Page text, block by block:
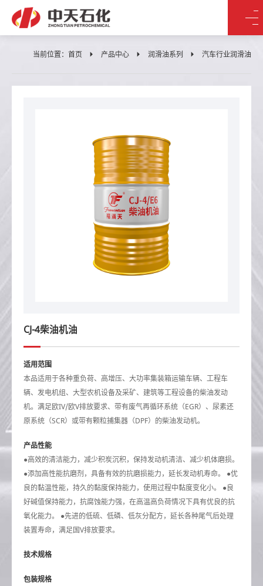
当前位置： 首页 产品中心 润滑油系列 汽车行业润滑油
CJ-4柴油机油
适用范围
本品适用于各种重负荷、高增压、大功率集装箱运输车辆、工程车
辆、发电机组、大型农机设备及采矿、建筑等工程设备的柴油发动
机。满足欧IV/欧V排放要求、带有废气再循环系统（EGR）、尿素还
原系统（SCR）或带有颗粒捕集器（DPF）的柴油发动机。
产品性能
●高效的清洁能力，减少积炭沉积，保持发动机清洁、减少机体磨损。
●添加高性能抗磨剂，具备有效的抗磨损能力，延长发动机寿命。 ●优
良的黏温性能，持久的黏度保持能力，使用过程中黏度变化小。 ●良
好碱值保持能力，抗腐蚀能力强，在高温高负荷情况下具有优良的抗
氧化能力。 ●先进的低硫、低磷、低灰分配方，延长各种尾气后处理
装置寿命，满足国V排放要求。
技术规格
包装规格